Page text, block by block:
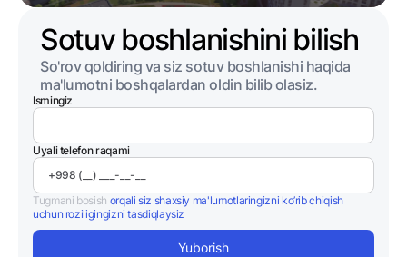
Sotuv boshlanishini bilish
So'rov qoldiring va siz sotuv boshlanishi haqida
ma'lumotni boshqalardan oldin bilib olasiz.
Ismingiz
Uyali telefon raqami
Tugmani bosish orqali siz shaxsiy ma'lumotlaringizni ko’rib chiqish
uchun roziligingizni tasdiqlaysiz
Yuborish